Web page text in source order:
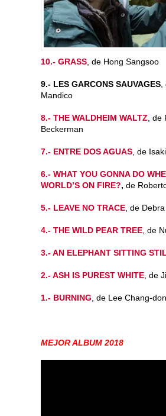
10.- GRASS , de Hong Sangsoo
9.- LES GARCONS SAUVAGES
Mandico
8.- THE WALDHEIM WALTZ , de
Beckerman
7.- ENTRE DOS AGUAS , de
6.- WHAT YOU GONNA DO
WORLD’S ON FIRE?, de
5.- LEAVE NO TRACE , de
4.- THE WILD PEAR TREE , de
3.- AN ELEPHANT SITTING
2.- ASH IS PUREST WHITE , de
1.- BURNING , de Lee Chang-
MEJOR ALBUM 2018